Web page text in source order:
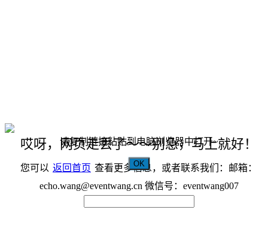
哎呀，网页走丢了～～别急，马上就好！
您可以 返回首页 查看更多信息，或者联系我们：邮箱：
echo.wang@eventwang.cn 微信号：eventwang007
请复制链接粘贴到电脑浏览器中打开~
OK